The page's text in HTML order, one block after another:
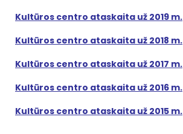
Kultūros centro ataskaita už 2019 m.
Kultūros centro ataskaita už 2018 m.
Kultūros centro ataskaita už 2017 m.
Kultūros centro ataskaita už 2016 m.
Kultūros centro ataskaita už 2015 m.